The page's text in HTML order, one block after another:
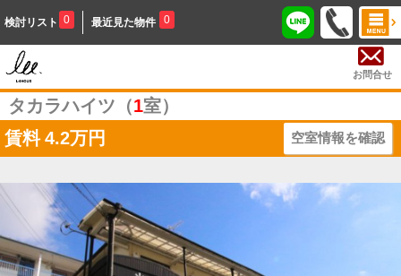
検討リスト 0 最近見た物件 0
お問合せ
タカラハイツ（1室）
賃料 4.2万円 空室情報を確認